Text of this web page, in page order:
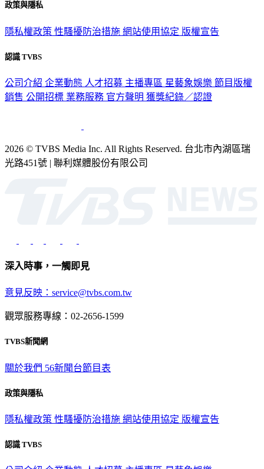
政策與隱私
隱私權政策 性騷擾防治措施 網站使用協定 版權宣告
認識 TVBS
公司介紹 企業動態 人才招募 主播專區 星藝象娛樂 節目版權
銷售 公開招標 業務服務 官方聲明 獲獎紀錄／認證
2026 © TVBS Media Inc. All Rights Reserved. 台北市內湖區瑞
光路451號 | 聯利媒體股份有限公司
深入時事，一觸即見
意見反映：service@tvbs.com.tw
觀眾服務專線：02-2656-1599
TVBS新聞網
關於我們 56新聞台節目表
政策與隱私
隱私權政策 性騷擾防治措施 網站使用協定 版權宣告
認識 TVBS